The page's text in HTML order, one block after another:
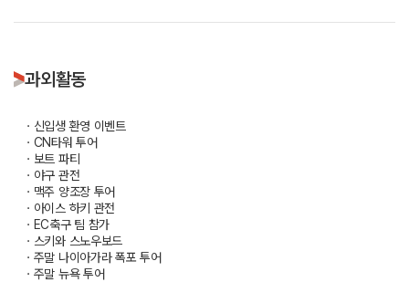
과외활동
ㆍ신입생 환영 이벤트
ㆍCN타워 투어
ㆍ보트 파티
ㆍ야구 관전
ㆍ맥주 양조장 투어
ㆍ아이스 하키 관전
ㆍEC축구 팀 참가
ㆍ스키와 스노우보드
ㆍ주말 나이아가라 폭포 투어
ㆍ주말 뉴욕 투어